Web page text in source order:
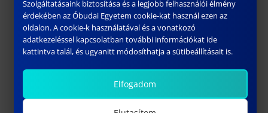
A pályázatok beadási
határideje:2025. november 30.
tavaszán kerül sor.
Szolgáltatásaink biztosítása és a legjobb felhasználói élmény
érdekében az Óbudai Egyetem cookie-kat használ ezen az
oldalon. A cookie-k használatával és a vonatkozó
adatkezeléssel kapcsolatban további információkat ide
kattintva talál, és ugyanitt módosíthatja a sütibeállításait is.
Elfogadom